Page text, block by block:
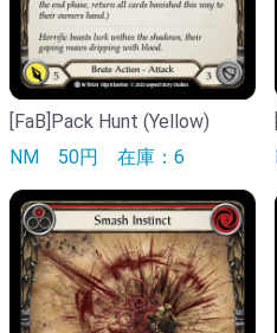
[FaB]Pack Hunt (Yellow)
NM 50円 在庫：6